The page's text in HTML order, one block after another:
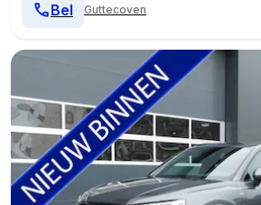
Guttecoven
Bel